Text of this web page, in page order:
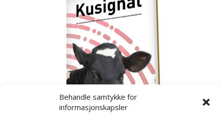
Behandle samtykke for
informasjonskapsler